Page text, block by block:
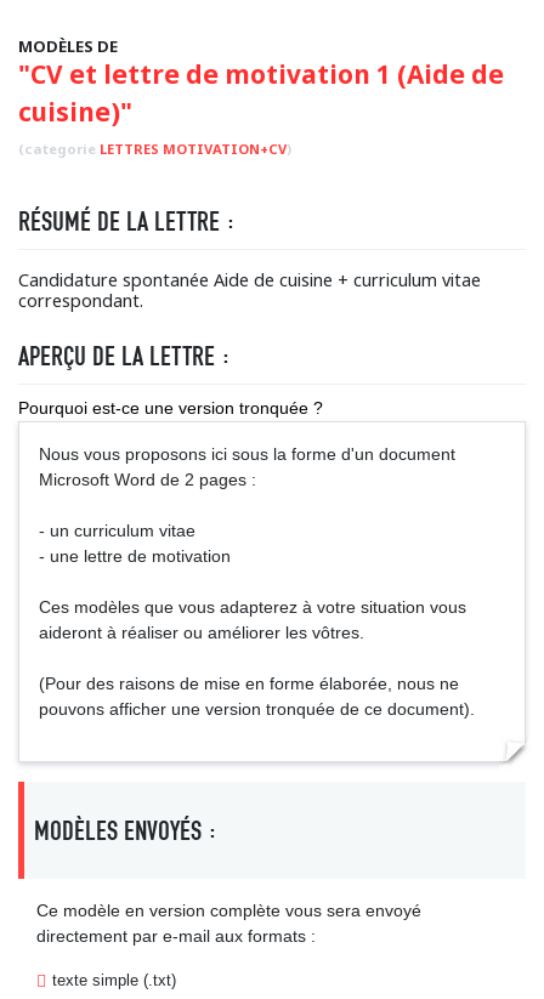
MODÈLES DE
"CV et lettre de motivation 1 (Aide de
cuisine)"
(categorie LETTRES MOTIVATION+CV)
RÉSUMÉ DE LA LETTRE :
Candidature spontanée Aide de cuisine + curriculum vitae
correspondant.
APERÇU DE LA LETTRE :
Pourquoi est-ce une version tronquée ?
Nous vous proposons ici sous la forme d'un document
Microsoft Word de 2 pages :
- un curriculum vitae
- une lettre de motivation
Ces modèles que vous adapterez à votre situation vous
aideront à réaliser ou améliorer les vôtres.
(Pour des raisons de mise en forme élaborée, nous ne
pouvons afficher une version tronquée de ce document).
MODÈLES ENVOYÉS :
Ce modèle en version complète vous sera envoyé
directement par e-mail aux formats :
texte simple (.txt)